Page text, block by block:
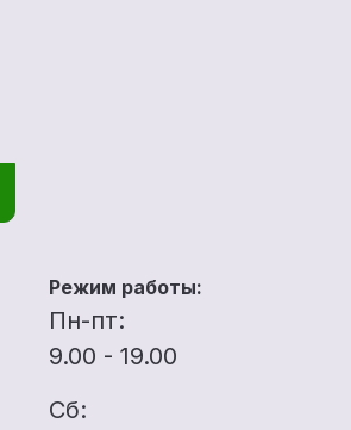
Режим работы:
Пн-пт:
9.00 - 19.00
Сб: